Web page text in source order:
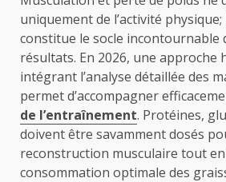
uniquement de l’activité
constitue le socle incontournable
résultats. En 2026, une approche
intégrant l’analyse détaillée des
permet d’accompagner
de l’entraînement. Protéines,
doivent être savamment dosés
reconstruction musculaire tout
consommation optimale des